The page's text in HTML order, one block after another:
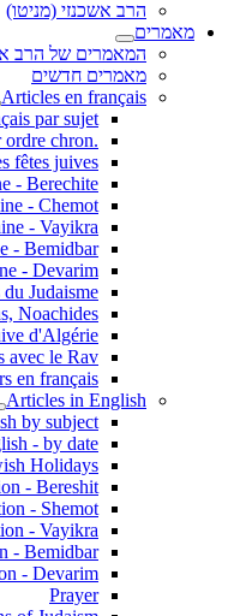
הרב אשכנזי (מניטו)
מאמרים
המאמרים של הרב
מאמרים חדשים
Articles en français
par sujet
.Articles en français - par ordre chron
fêtes juives
- Berechite
- Chemot
- Vayikra
- Bemidbar
- Devarim
Judaisme
Noachides
d'Algérie
avec le Rav
en français
Articles in English
by subject
- by date
Holidays
- Bereshit
- Shemot
- Vayikra
- Bemidbar
- Devarim
Prayer